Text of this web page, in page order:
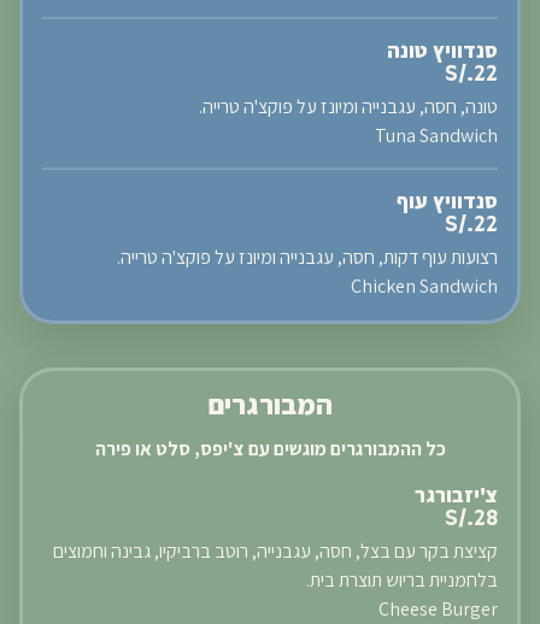
סנדוויץ טונה
S/.22
טונה, חסה, עגבנייה ומיונז על פוקצ'ה טרייה.
Tuna Sandwich
סנדוויץ עוף
S/.22
רצועות עוף דקות, חסה, עגבנייה ומיונז על פוקצ'ה טרייה.
Chicken Sandwich
המבורגרים
כל ההמבורגרים מוגשים עם צ'יפס, סלט או פירה
צ'יזבורגר
S/.28
קציצת בקר עם בצל, חסה, עגבנייה, רוטב ברביקיו, גבינה וחמוצים
בלחמניית בריוש תוצרת בית.
Cheese Burger